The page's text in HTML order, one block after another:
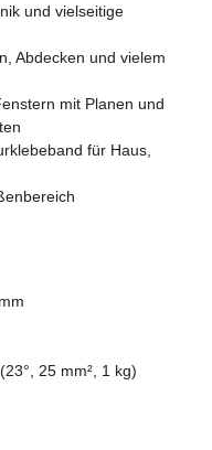
und vielseitige
Abdecken und vielem
mit Planen und
für Haus,
25 mm², 1 kg)